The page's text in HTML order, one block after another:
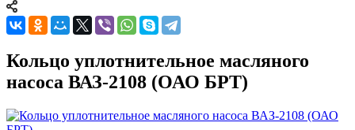
Кольцо уплотнительное масляного
насоса ВАЗ-2108 (ОАО БРТ)